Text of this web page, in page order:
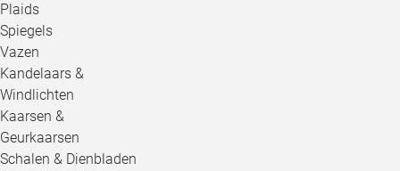
Plaids
Spiegels
Vazen
Kandelaars &
Windlichten
Kaarsen &
Geurkaarsen
Schalen & Dienbladen